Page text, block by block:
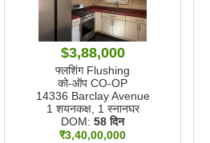
$3,88,000
फ्लशिंग Flushing
को-ऑप CO-OP
14336 Barclay Avenue
1 शयनकक्ष, 1 स्नानघर
DOM: 58 दिन
₹3,40,00,000